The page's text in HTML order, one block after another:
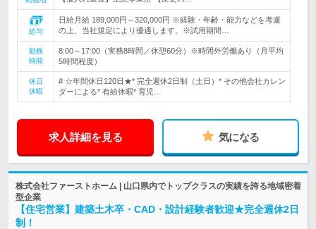
給与
日給月給 189,000円～320,000円 ※経験・年齢・能力などを考慮
の上、当社規定により優遇します。※試用期間…
勤務
時間
8:00～17:00（実務8時間／休憩60分）※時間外労働あり（月平均
5時間程度）
休日
休暇
# ☆年間休日120日★* 完全週休2日制（土日）* その他会社カレン
ダーによる* 有給休暇* 育児…
求人詳細を見る 気になる
株式会社ファーストホーム | 山口県内でトップクラスの実績を誇る地域密着
型企業
【住宅営業】建築土木卒・CAD・設計経験者歓迎★完全週休2日
制！